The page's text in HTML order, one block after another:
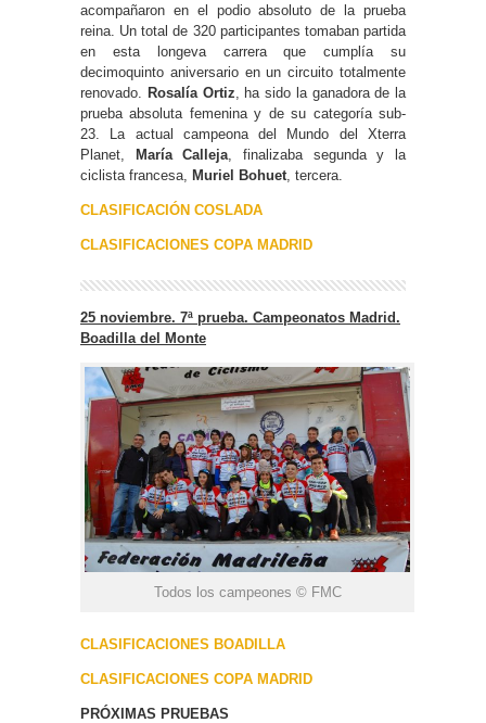
acompañaron en el podio absoluto de la prueba
reina. Un total de 320 participantes tomaban partida
en esta longeva carrera que cumplía su
decimoquinto aniversario en un circuito totalmente
renovado. Rosalía Ortiz, ha sido la ganadora de la
prueba absoluta femenina y de su categoría sub-
23. La actual campeona del Mundo del Xterra
Planet,
María Calleja, finalizaba segunda y la
ciclista francesa, Muriel Bohuet, tercera.
CLASIFICACIÓN COSLADA
CLASIFICACIONES COPA MADRID
25 noviembre. 7ª prueba. Campeonatos Madrid.
Boadilla del Monte
Todos los campeones © FMC
CLASIFICACIONES BOADILLA
CLASIFICACIONES COPA MADRID
PRÓXIMAS PRUEBAS